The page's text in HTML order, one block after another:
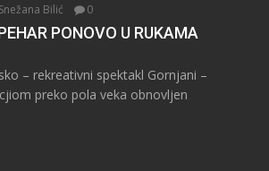
Snežana Bilić 0
PONOVO U RUKAMA
– rekreativni spektakl Gornjani –
preko pola veka obnovljen